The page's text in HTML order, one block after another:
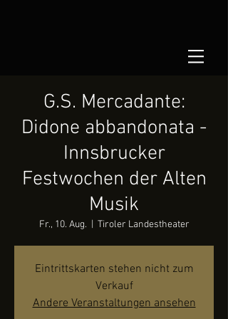
G.S. Mercadante:
Didone abbandonata -
Innsbrucker
Festwochen der Alten
Musik
Fr., 10. Aug. Tiroler Landestheater
Eintrittskarten stehen nicht zum
Verkauf
Andere Veranstaltungen ansehen